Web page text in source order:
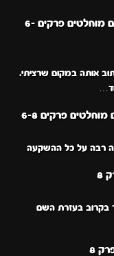
אתה ואני הפכים מוחלטים פרקים 6-
אותה במקום שרציתי.
פרקים 6-8
רבה על כל ההשקעה
על זה נעלה את פרקים 9-10 ביחד בקרוב בעזרת השם